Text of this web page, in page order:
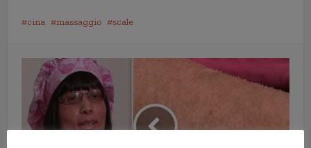
cina massaggio scale